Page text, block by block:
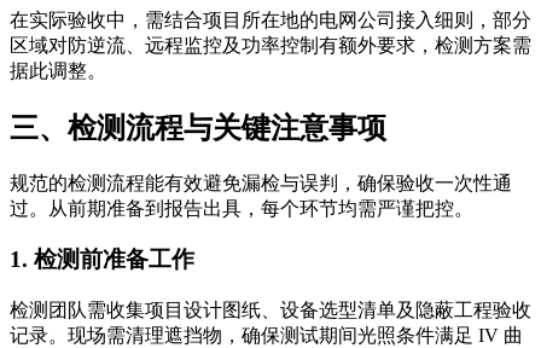
在实际验收中，需结合项目所在地的电网公司接入细则，部分
区域对防逆流、远程监控及功率控制有额外要求，检测方案需
据此调整。
三、检测流程与关键注意事项
规范的检测流程能有效避免漏检与误判，确保验收一次性通
过。从前期准备到报告出具，每个环节均需严谨把控。
1. 检测前准备工作
检测团队需收集项目设计图纸、设备选型清单及隐蔽工程验收
记录。现场需清理遮挡物，确保测试期间光照条件满足 IV 曲